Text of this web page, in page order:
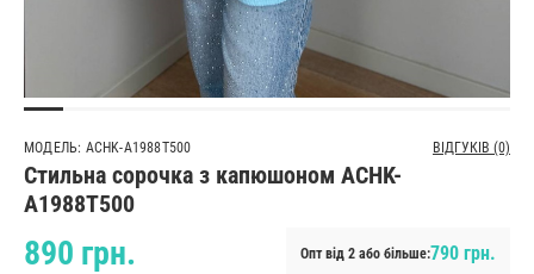
МОДЕЛЬ: ACHK-A1988T500 ВІДГУКІВ (0)
Стильна сорочка з капюшоном ACHK-
A1988T500
890 грн. Опт від 2 або більше:790 грн.